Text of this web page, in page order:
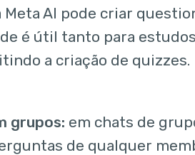
Meta AI pode criar
é útil tanto para
a criação de quizzes.
grupos: em chats de
de qualquer